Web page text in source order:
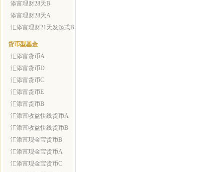
添富理财28天B
添富理财28天A
汇添富理财21天发起式B
货币型基金
汇添富货币A
汇添富货币D
汇添富货币C
汇添富货币E
汇添富货币B
汇添富收益快线货币A
汇添富收益快线货币B
汇添富现金宝货币B
汇添富现金宝货币A
汇添富现金宝货币C